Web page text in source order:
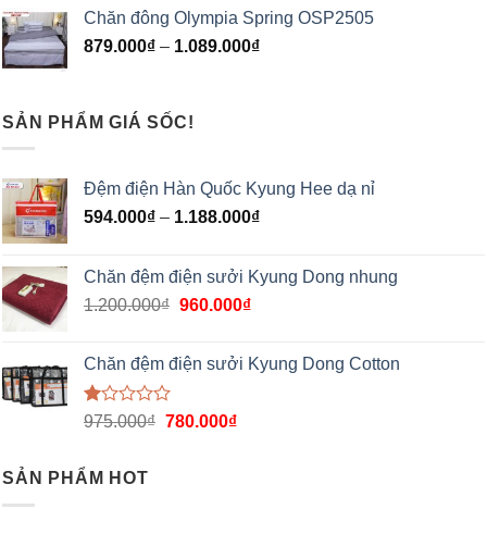
hạng
1.00
5
Chăn đông Olympia Spring OSP2505
879.000₫ – 1.089.000₫
SẢN PHẨM GIÁ SỐC!
Đệm điện Hàn Quốc Kyung Hee dạ nỉ
594.000₫ – 1.188.000₫
Chăn đệm điện sưởi Kyung Dong nhung
1.200.000₫ 960.000₫
Chăn đệm điện sưởi Kyung Dong Cotton
Được
1.00
5
975.000₫ 780.000₫
SẢN PHẨM HOT